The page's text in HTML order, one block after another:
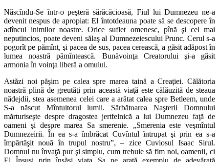
Născîndu-Se într-o peşteră sărăcăcioasă, Fiul lui Dumnezeu ne-a
devenit ne­spus de apropiat: El întotdeauna poate să se descopere în
adîncul inimilor noastre. Orice suflet omenesc, pînă şi cel mai
neputincios, poate deveni sălaş al Dumne­zeiescului Prunc. Cerul s-a
pogorît pe pămînt, şi pacea de sus, pacea cerească, a găsit adăpost în
lumea noastră pămîntească. Bunăvoinţa Creatorului şi-a găsit
armonia în voinţa liberă a omului.
Astăzi noi păşim pe calea spre marea taină a Creaţiei. Călătoria
noastră plină de greutăţi prin această viaţă este călăuzită de steaua
nădejdii, stea asemenea celei care a arătat calea spre Betleem, unde
S-a născut Mîntuitorul lumii. Sărbătoarea Naşterii Domnului
mărturiseşte despre dragostea jertfelnică a lui Dumnezeu faţă de
oameni şi despre marea Sa smerenie. „Smerenia este veşmîntul
Dumnezeirii. În ea s-a îmbrăcat Cuvîntul întrupat şi prin ea s-a
împărtăşit nouă în trupul nos­tru”, – zice Cuviosul Isaac Sirul.
Domnul nu învaţă pur şi simplu, cum trebuie să fim noi, oamenii, ci
El Însuşi prin însăşi viaţa Sa ne arată exemplu de adevărată